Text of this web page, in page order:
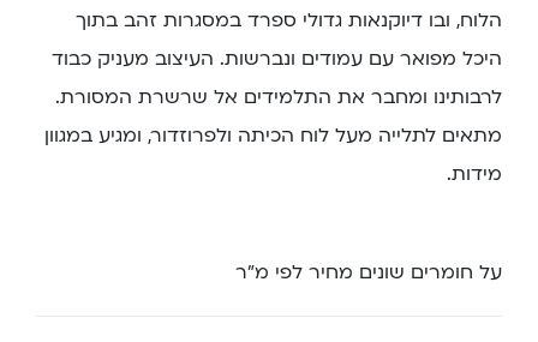
הלוח, ובו דיוקנאות גדולי ספרד במסגרות זהב בתוך
היכל מפואר עם עמודים ונברשות. העיצוב מעניק כבוד
לרבותינו ומחבר את התלמידים אל שרשרת המסורת.
מתאים לתלייה מעל לוח הכיתה ולפרוזדור, ומגיע במגוון
מידות.
על חומרים שונים מחיר לפי מ”ר